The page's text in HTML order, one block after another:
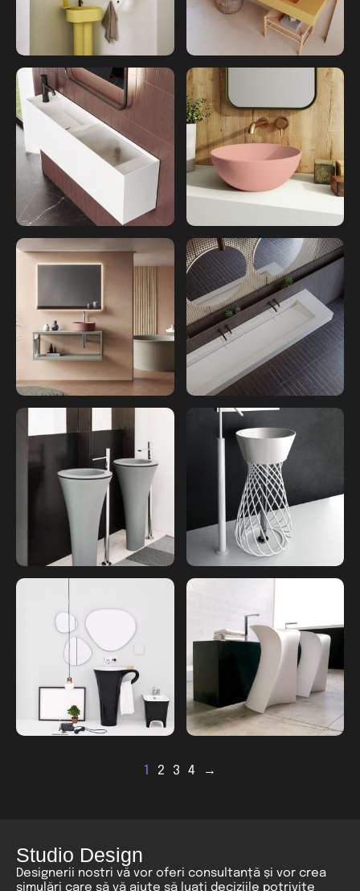
1 2 3 4 →
Studio Design
Designerii nostri vă vor oferi consultanță și vor crea
simulări care să vă ajute să luați deciziile potrivite